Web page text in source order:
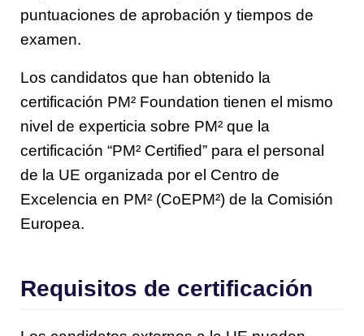
puntuaciones de aprobación y tiempos de
examen.
Los candidatos que han obtenido la
certificación PM² Foundation tienen el mismo
nivel de experticia sobre PM² que la
certificación “PM² Certified” para el personal
de la UE organizada por el Centro de
Excelencia en PM² (CoEPM²) de la Comisión
Europea.
Requisitos de certificación